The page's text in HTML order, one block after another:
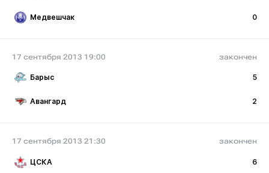
Медвешчак 0
17 сентября 2013 19:00 закончен
Барыс 5
Авангард 2
17 сентября 2013 21:30 закончен
ЦСКА 6